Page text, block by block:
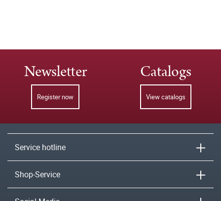
Newsletter
Register now
Catalogs
View catalogs
Service hotline
Shop-Service